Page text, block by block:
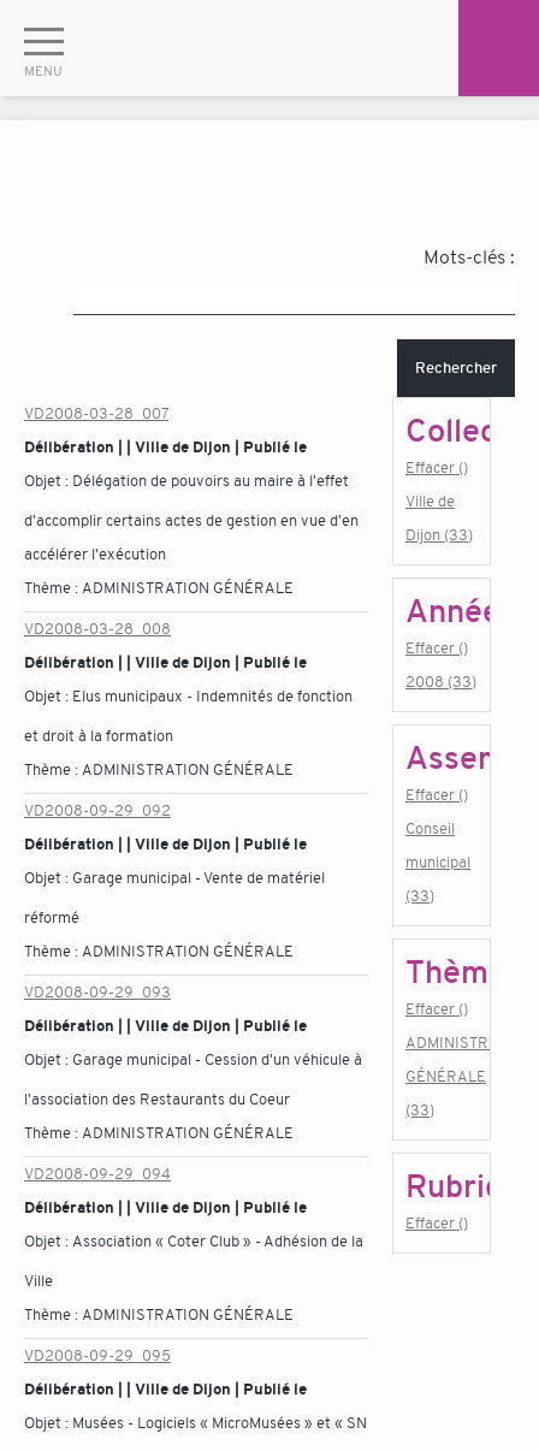
Mots-clés :
Rechercher
VD2008-03-28_007
Délibération | | Ville de Dijon | Publié le
Objet : Délégation de pouvoirs au maire à l'effet
d'accomplir certains actes de gestion en vue d'en
accélérer l'exécution
Thème : ADMINISTRATION GÉNÉRALE
VD2008-03-28_008
Délibération | | Ville de Dijon | Publié le
Objet : Elus municipaux - Indemnités de fonction
et droit à la formation
Thème : ADMINISTRATION GÉNÉRALE
VD2008-09-29_092
Délibération | | Ville de Dijon | Publié le
Objet : Garage municipal - Vente de matériel
réformé
Thème : ADMINISTRATION GÉNÉRALE
VD2008-09-29_093
Délibération | | Ville de Dijon | Publié le
Objet : Garage municipal - Cession d'un véhicule à
l'association des Restaurants du Coeur
Thème : ADMINISTRATION GÉNÉRALE
VD2008-09-29_094
Délibération | | Ville de Dijon | Publié le
Objet : Association « Coter Club » - Adhésion de la
Ville
Thème : ADMINISTRATION GÉNÉRALE
VD2008-09-29_095
Délibération | | Ville de Dijon | Publié le
Objet : Musées - Logiciels « MicroMusées » et « SN
Effacer ()
Ville de
Dijon (33)
Année
Effacer ()
2008 (33)
Effacer ()
Conseil
municipal
(33)
Thème
Effacer ()
ADMINISTRATION
GÉNÉRALE
(33)
Rubrique
Effacer ()